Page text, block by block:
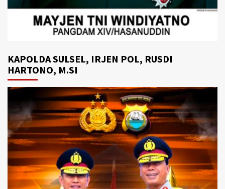
KAPOLDA SULSEL, IRJEN POL, RUSDI
HARTONO, M.SI